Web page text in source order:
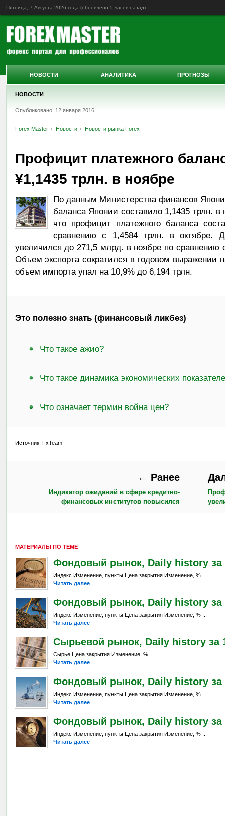
Пятница, 7 Августа 2026 года (обновлено 5 часов назад)
НОВОСТИ
Опубликовано: 12 января 2016
Forex Master Новости Новости рынка Forex
Профицит платежного
¥1,1435 трлн. в ноябре
По данным Министерства финансов
баланса Японии составило 1,1435 трлн.
что профицит платежного баланса
сравнению с 1,4584 трлн. в октябре.
увеличился до 271,5 млрд. в ноябре по
Объем экспорта сократился в годовом выражении
объем импорта упал на 10,9% до 6,194 трлн.
Это полезно знать (финансовый ликбез)
Что такое ажио?
Что такое динамика экономических
Что означает термин война цен?
Источник: FxTeam
← Ранее
Индикатор ожиданий в сфере кредитно-
финансовых институтов повысился
МАТЕРИАЛЫ ПО ТЕМЕ
Фондовый рынок, Daily history за
Индекс Изменение, пункты Цена закрытия Изменение, % ...
Читать далее
Фондовый рынок, Daily history за
Индекс Изменение, пункты Цена закрытия Изменение, % ...
Читать далее
Сырьевой рынок, Daily history за
Сырье Цена закрытия Изменение, % ...
Читать далее
Фондовый рынок, Daily history за
Индекс Изменение, пункты Цена закрытия Изменение, % ...
Читать далее
Фондовый рынок, Daily history за
Индекс Изменение, пункты Цена закрытия Изменение, % ...
Читать далее
НОВОСТИ АНАЛИТИКА ПРОГНОЗЫ